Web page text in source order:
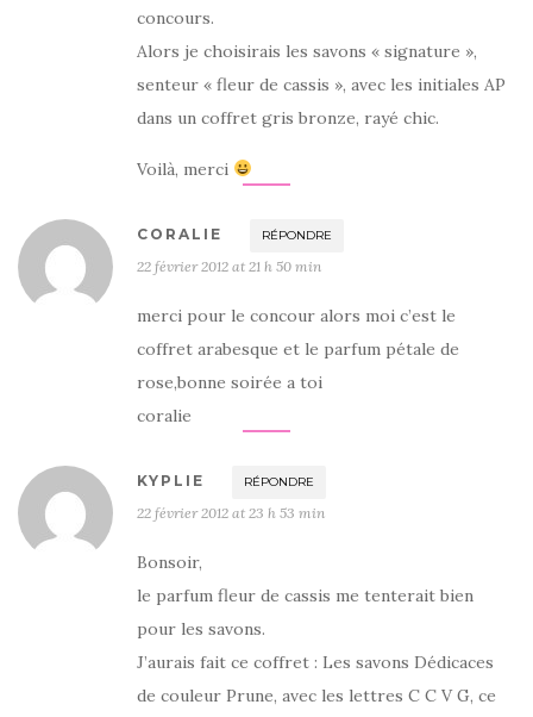
concours.
Alors je choisirais les savons « signature »,
senteur « fleur de cassis », avec les initiales AP
dans un coffret gris bronze, rayé chic.
Voilà, merci
CORALIE RÉPONDRE
22 février 2012 at 21 h 50 min
merci pour le concour alors moi c’est le
coffret arabesque et le parfum pétale de
rose,bonne soirée a toi
coralie
KYPLIE RÉPONDRE
22 février 2012 at 23 h 53 min
Bonsoir,
le parfum fleur de cassis me tenterait bien
pour les savons.
J’aurais fait ce coffret : Les savons Dédicaces
de couleur Prune, avec les lettres C C V G, ce